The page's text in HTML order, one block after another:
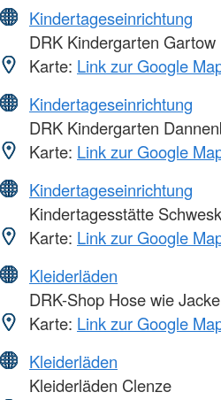
Kindertageseinrichtung
DRK Kindergarten Gartow
Karte: Link zur Google
Kindertageseinrichtung
DRK Kindergarten
Karte: Link zur Google
Kindertageseinrichtung
Kindertagesstätte
Karte: Link zur Google
Kleiderläden
DRK-Shop Hose wie Jacke
Karte: Link zur Google
Kleiderläden
Kleiderläden Clenze